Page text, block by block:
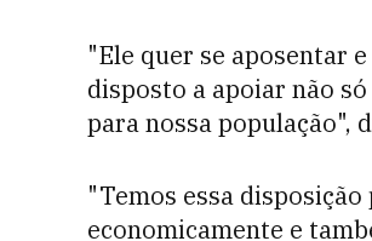
"Ele quer se aposentar
disposto a apoiar não
para nossa população",
"Temos essa
economicamente e